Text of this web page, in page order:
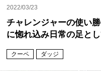
2022/03/23
チャレンジャーの使い
に惚れ込み日常の足と
クーペ ダッジ